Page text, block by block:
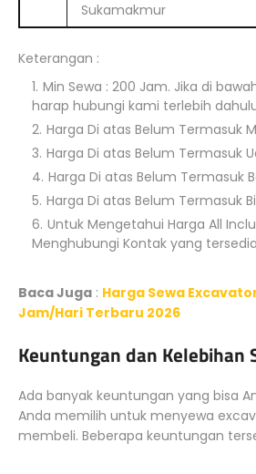
Sukamakmur
Keterangan :
Min Sewa : 200 Jam. Jika di
harap hubungi kami terlebih
Harga Di atas Belum Termasuk
Harga Di atas Belum Termasuk
Harga Di atas Belum Termasuk
Harga Di atas Belum Termasuk
Untuk Mengetahui Harga All
Menghubungi Kontak yang
Baca Juga : Harga Sewa
Jam/Hari Terbaru 2026
Keuntungan dan Kelebihan
Ada banyak keuntungan yang bisa
Anda memilih untuk menyewa
membeli. Beberapa keuntungan